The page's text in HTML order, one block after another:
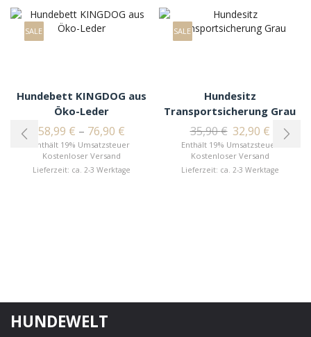
SALE
Hundebett KINGDOG aus
Öko-Leder
58,99 € – 76,90 €
Enthält 19% Umsatzsteuer
Kostenloser Versand
Lieferzeit: ca. 2-3 Werktage
SALE
Hundesitz
Transportsicherung Grau
35,90€ 32,90 €
Enthält 19% Umsatzsteuer
Kostenloser Versand
Lieferzeit: ca. 2-3 Werktage
HUNDEWELT